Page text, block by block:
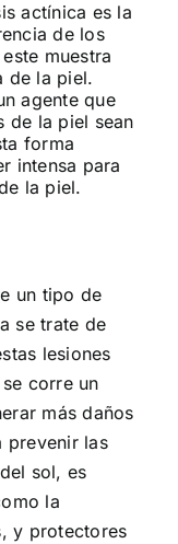
actínica es la
de los
muestra
de la piel.
agente que
de la piel sean
forma
intensa para
la piel.
un tipo de
se trate de
lesiones
corre un
más daños
prevenir las
sol, es
la
y protectores